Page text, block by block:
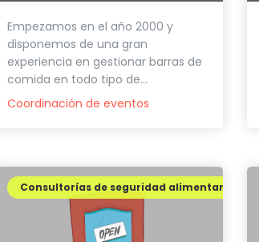
Empezamos en el año 2000 y
disponemos de una gran
experiencia en gestionar barras de
comida en todo tipo de...
Coordinación de eventos
Consultorías de seguridad alimentaria